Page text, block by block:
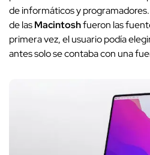
de informáticos y
de lasMacintoshfueron las
primera vez, el usuario podía
antes solo se contaba con una